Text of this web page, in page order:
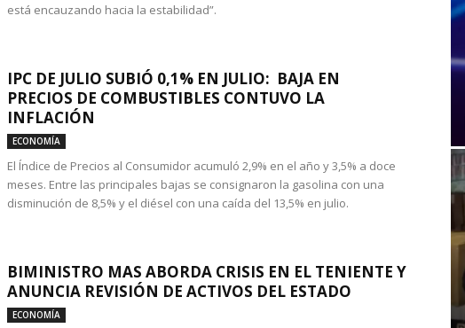
está encauzando hacia la estabilidad”.
IPC DE JULIO SUBIÓ 0,1% EN JULIO: BAJA EN
PRECIOS DE COMBUSTIBLES CONTUVO LA
INFLACIÓN
ECONOMÍA
El Índice de Precios al Consumidor acumuló 2,9% en el año y 3,5% a doce
meses. Entre las principales bajas se consignaron la gasolina con una
disminución de 8,5% y el diésel con una caída del 13,5% en julio.
BIMINISTRO MAS ABORDA CRISIS EN EL TENIENTE Y
ANUNCIA REVISIÓN DE ACTIVOS DEL ESTADO
ECONOMÍA